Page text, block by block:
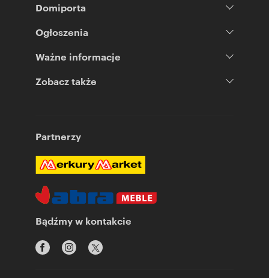
Domiporta
Ogłoszenia
Ważne informacje
Zobacz także
Partnerzy
Bądźmy w kontakcie